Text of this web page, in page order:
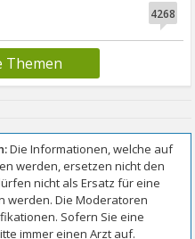
4268
Themen